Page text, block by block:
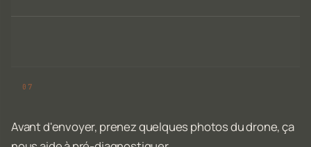
Avant d'envoyer, prenez quelques photos du drone, ça